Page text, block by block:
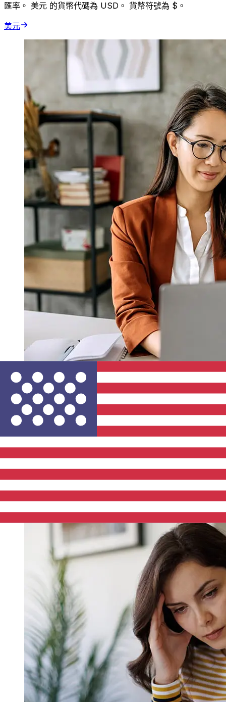
匯率。 美元 的貨幣代碼為 USD。 貨幣符號為 $。
美元
從Post Luxembourg EUR到USD轉帳
速度有多快？
取決於付款方式和交易時間。國際銀行轉帳通常需要 1 至 5
個工作天。銀行假日和安檢等因素也可能影響送貨。查看
Post Luxembourg的截止時間，以避免延誤。